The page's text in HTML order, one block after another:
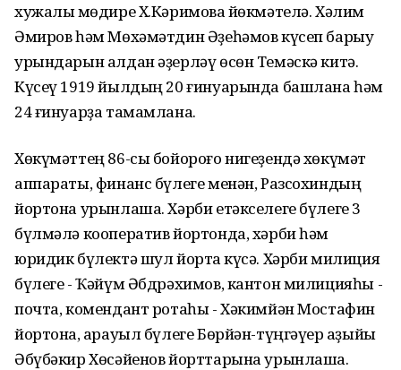
хужалыҡ мөдире Х.Кәримовҡа йөкмәтелә. Хәлим
Әмиров һәм Мөхәмәтдин Әҙеһәмов күсеп барыу
урындарын алдан әҙерләү өсөн Темәскә китә.
Күсеү 1919 йылдың 20 ғинуарында башлана һәм
24 ғинуарҙа тамамлана.
Хөкүмәттең 86-сы бойороғо нигеҙендә хөкүмәт
аппараты, финанс бүлеге менән, Разсохиндың
йортона урынлаша. Хәрби етәкселеге бүлеге 3
бүлмәлә кооператив йортонда, хәрби һәм
юридик бүлектә шул йортҡа күсә. Хәрби милиция
бүлеге - Ҡәйүм Әбдрәхимов, кантон милицияһы -
почта, комендант ротаһы - Хәкимйән Мостафин
йортона, ҡарауыл бүлеге Бөрйән-түңгәүер ҡаҙыйы
Әбүбәкир Хөсәйенов йорттарына урынлаша.